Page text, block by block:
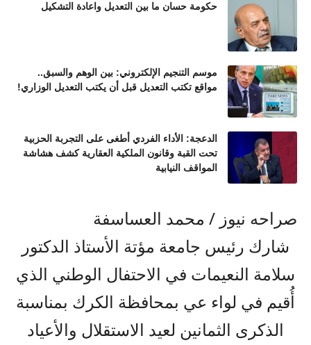
حكومة حسان ما بين التعديل واعادة التشكيل
موسم التنجيم الإلكتروني: بين الوهم والسبق..
مواقع تكتب التعديل قبل أن يكتب التعديل الوزاري!
الدعجة: الأداء الفردي أطغى على التجربة الحزبية
تحت القبة وقانون الملكية العقارية كشف هشاشة
المواقف النيابية
صراحه نيوز / محمد العساسفة
شارك رئيس جامعة مؤتة الأستاذ الدكتور
سلامة النعيمات في الاحتفال الوطني الذي
أُقيم في لواء عي بمحافظة الكرك بمناسبة
الذكرى الثمانين لعيد الاستقلال والأعياد